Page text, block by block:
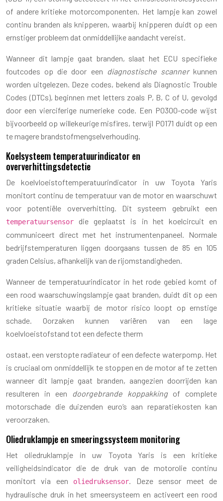
of andere kritieke motorcomponenten. Het lampje kan zowel
continu branden als knipperen, waarbij knipperen duidt op een
ernstiger probleem dat onmiddellijke aandacht vereist.
Wanneer dit lampje gaat branden, slaat het ECU specifieke
foutcodes op die door een diagnostische scannerkunnen
worden uitgelezen. Deze codes, bekend als Diagnostic Trouble
Codes (DTCs), beginnen met letters zoals P, B, C of U, gevolgd
door een vierciferige numerieke code. Een P0300-code wijst
bijvoorbeeld op willekeurige misfires, terwijl P0171 duidt op een
te magere brandstofmengselverhouding.
Koelsysteem temperatuurindicator en
oververhittingsdetectie
De koelvloeistoftemperatuurindicator in uw Toyota Yaris
monitort continu de temperatuur van de motor en waarschuwt
voor potentiële oververhitting. Dit systeem gebruikt een
temperatuursensor die geplaatst is in het koelcircuit en
communiceert direct met het instrumentenpaneel. Normale
bedrijfstemperaturen liggen doorgaans tussen de 85 en 105
graden Celsius, afhankelijk van de rijomstandigheden.
Wanneer de temperatuurindicator in het rode gebied komt of
een rood waarschuwingslampje gaat branden, duidt dit op een
kritieke situatie waarbij de motor risico loopt op ernstige
schade. Oorzaken kunnen variëren van een lage
koelvloeistofstand tot een defecte therm
ostaat, een verstopte radiateur of een defecte waterpomp. Het
is cruciaal om onmiddellijk te stoppen en de motor af te zetten
wanneer dit lampje gaat branden, aangezien doorrijden kan
resulteren in een doorgebrande koppakkingof complete
motorschade die duizenden euro’s aan reparatiekosten kan
veroorzaken.
Oliedruklampje en smeeringssysteem monitoring
Het oliedruklampje in uw Toyota Yaris is een kritieke
veiligheidsindicator die de druk van de motorolie continu
monitort via een
oliedruksensor. Deze sensor meet de
hydraulische druk in het smeersysteem en activeert een rood